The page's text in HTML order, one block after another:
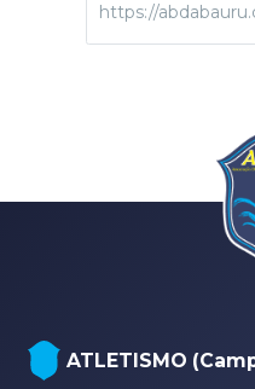
https://
ATLETISMO